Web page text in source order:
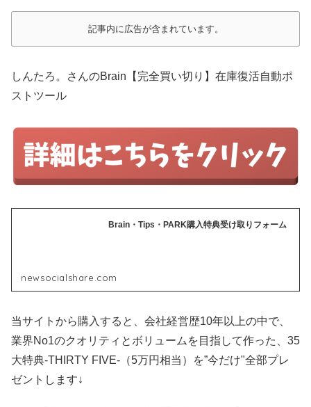
記事内に広告が含まれています。
しんたろ。さんのBrain【完全買い切り】在庫復活自動ポ
ストツール
Brain・Tips・PARK購入特典受け取りフォーム
newsocialshare.com
当サイトから購入すると、会社経営歴10年以上の中で、
業界No1のクオリティとボリュームを目指して作った、35
大特典-THIRTY FIVE-（5万円相当）を”今だけ"全部プレ
ゼントします↓